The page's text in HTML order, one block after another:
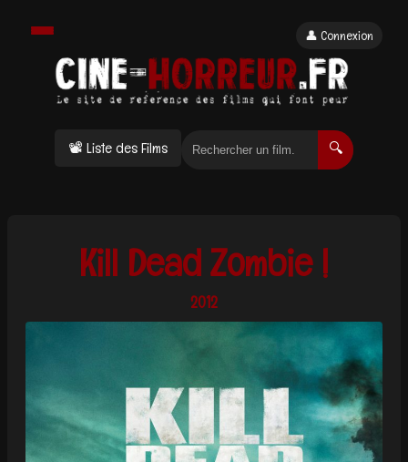
📽 Liste des Films 🔍
👤 Connexion
Kill Dead Zombie !
2012